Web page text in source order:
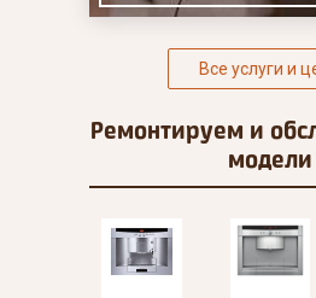
Все услуги и
Ремонтируем и
модели